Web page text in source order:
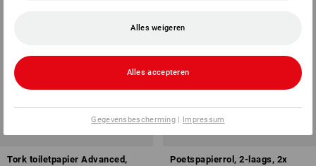
Tork toiletpapier Advanced,
Poetspapierrol, 2-laags, 2x
Alles weigeren
Alles accepteren
Gegevensbescherming | Impressum